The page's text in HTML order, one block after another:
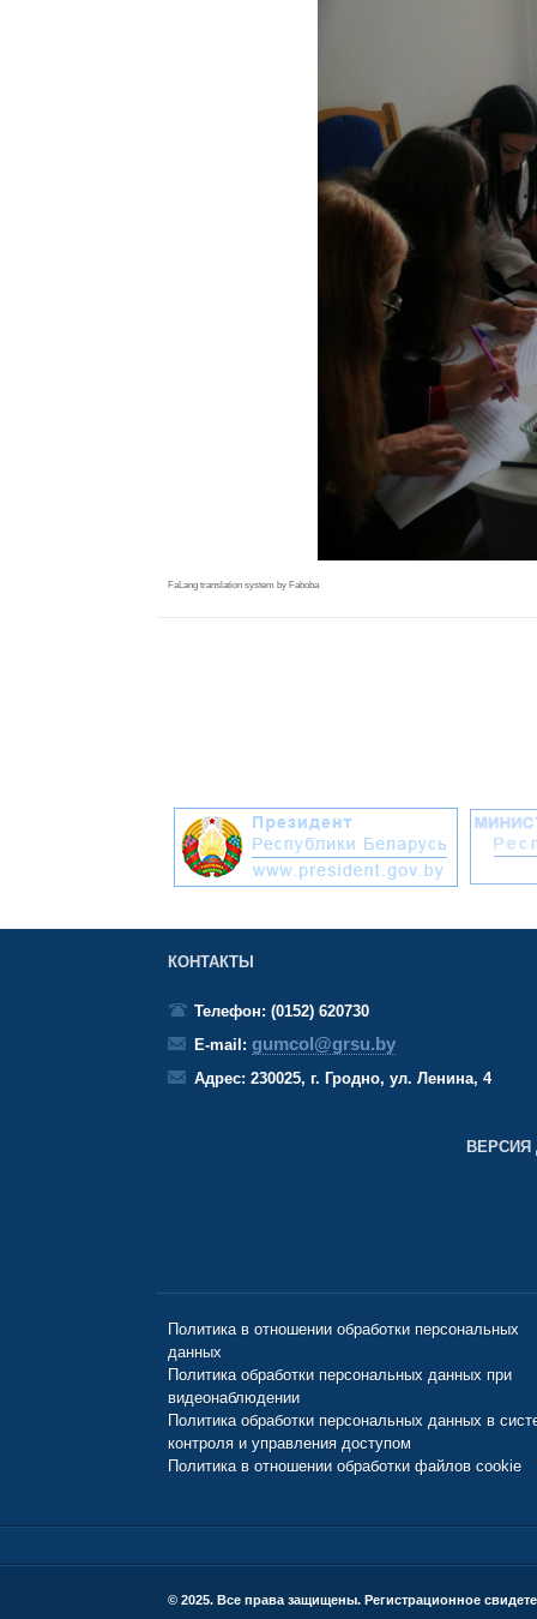
FaLang translation system by Faboba
КОНТАКТЫ
Телефон: (0152) 620730
E-mail: gumcol@grsu.by
Адрес: 230025, г. Гродно, ул. Ленина, 4
Политика в отношении обработки персональных
данных
Политика обработки персональных данных при
видеонаблюдении
Политика обработки персональных данных в
контроля и управления доступом
Политика в отношении обработки файлов cookie
© 2025. Все права защищены. Регистрационное